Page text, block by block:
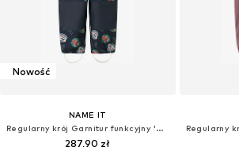
Nowość
NAME IT
Regularny krój Garnitur funkcyjny 'NMMAlfa08 Paw'
287,90 zł